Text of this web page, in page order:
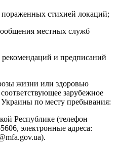
пораженных стихией локаций;
местных служб
и предписаний
жизни или здоровью
зарубежное
по месту пребывания:
Республике (телефон
электронные адреса: